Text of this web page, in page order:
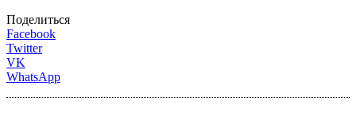
Поделиться
Facebook
Twitter
VK
WhatsApp